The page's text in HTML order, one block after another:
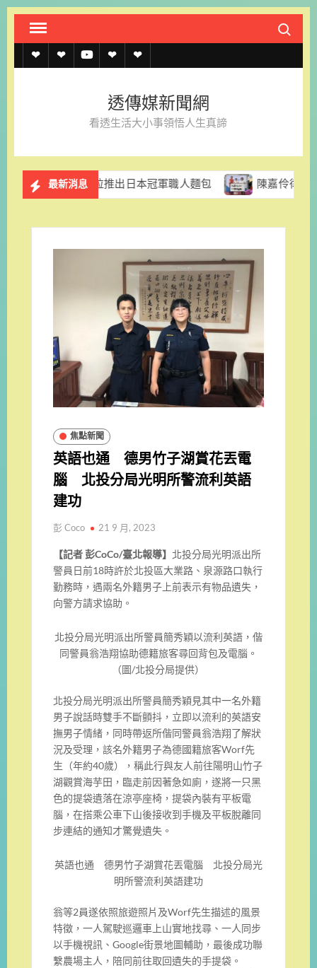
Skip
content
Search
透
約
透
上
記
透 聯
我
官
LINE
透傳媒新聞網
看透生活大小事領悟人生真諦
最新消息
里拉推出日本冠軍職人麵包 陳嘉伶律師創立易勝法律
焦點新聞
英語也通 德男竹子湖賞花丟電
腦 北投分局光明所警流利英語
建功
彭 Coco 21 9 月, 2023
【記者 彭CoCo/臺北報導】 北投分局光明派出所
警員日前18時許於北投區大業路、泉源路口執行
勤務時，遇兩名外籍男子上前表示有物品遺失，
向警方請求協助。
北投分局光明派出所警員簡秀穎以流利英語，偕
同警員翁浩翔協助德籍旅客尋回背包及電腦。
（圖/北投分局提供）
北投分局光明派出所警員簡秀穎見其中一名外籍
男子說話時雙手不斷顫抖，立即以流利的英語安
撫男子情緒，同時帶返所偕同警員翁浩翔了解狀
況及受理，該名外籍男子為德國籍旅客Worf先
生（年約40歲），稱此行與友人前往陽明山竹子
湖觀賞海芋田，臨走前因著急如廁，遂將一只黑
色的提袋遺落在涼亭座椅，提袋內裝有平板電
腦，在搭乘公車下山後接收到手機及平板脫離同
步連結的通知才驚覺遺失。
英語也通 德男竹子湖賞花丟電腦 北投分局光
明所警流利英語建功
翁等2員遂依照旅遊照片及Worf先生描述的風景
特徵，一人駕駛巡邏車上山實地找尋、一人同步
以手機視訊、Google街景地圖輔助，最後成功聯
繫農場主人，陪同前往取回遺失的手提袋。